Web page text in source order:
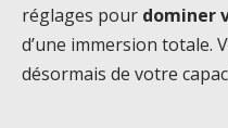
réglages pour dominer
d’une immersion totale.
désormais de votre